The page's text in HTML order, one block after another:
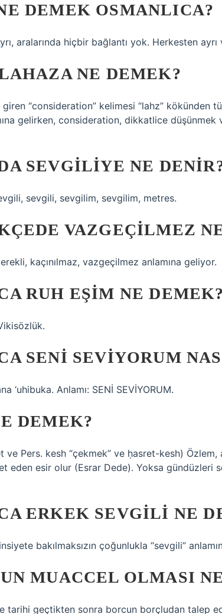
DEMEK OSMANLICA?
aralarında hiçbir bağlantı yok. Herkesten
NE DEMEK?
“consideration” kelimesi “lahz” kökünden
gelirken, consideration, dikkatlice düşünmek
SEVGILIYE NE
sevgili, sevgilim, sevgilim, metres.
VAZGEÇILMEZ
kaçınılmaz, vazgeçilmez anlamına geliyor.
RUH EŞIM NE DEMEK?
SENI SEVIYORUM
‘uhibuka. Anlamı: SENİ SEVİYORUM.
DEMEK?
ve Pers. kesh “çekmek” ve ḥasret-kesh)
eden esir olur (Esrar Dede). Yoksa gündüzleri
ERKEK SEVGILI NE
bakılmaksızın çoğunlukla “sevgili”
MUACCEL OLMASI
tarihi geçtikten sonra borcun borçludan talep